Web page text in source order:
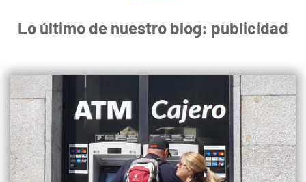
Lo último de nuestro blog: publicidad